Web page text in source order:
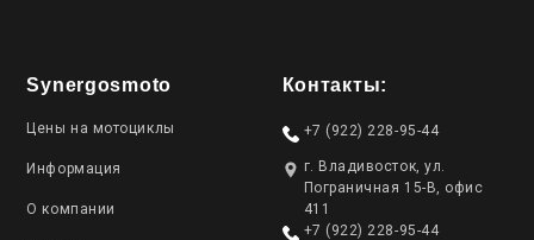
Synergosmoto
Цены на мотоциклы
Информация
О компании
Контакты:
+7 (922) 228-95-44
г. Владивосток, ул.
Пограничная 15-В, офис
411
+7 (922) 228-95-44